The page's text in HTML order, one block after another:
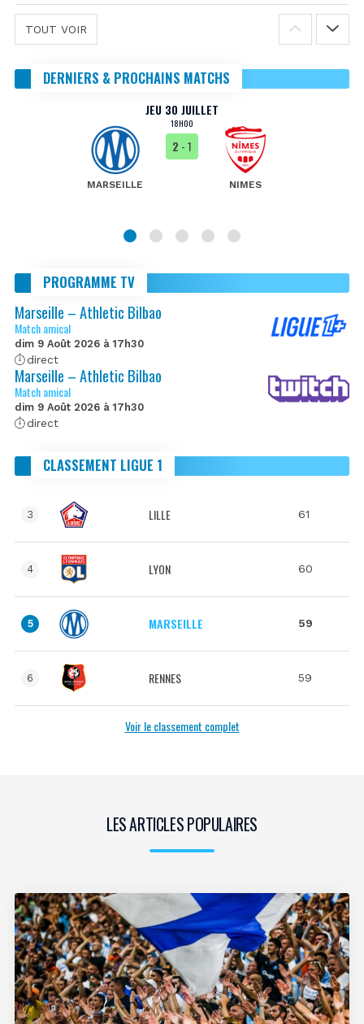
TOUT VOIR
DERNIERS & PROCHAINS MATCHS
JEU 30 JUILLET
18H00
MARSEILLE
2 - 1
NIMES
PROGRAMME TV
Marseille – Athletic Bilbao
Match amical
dim 9 Août 2026 à 17h30
direct
Marseille – Athletic Bilbao
Match amical
dim 9 Août 2026 à 17h30
direct
CLASSEMENT LIGUE 1
3 LILLE 61
4 LYON 60
5 MARSEILLE 59
6 RENNES 59
Voir le classement complet
LES ARTICLES POPULAIRES